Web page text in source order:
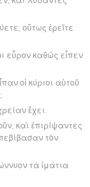
οὕτως ἐρεῖτε
εὗρον καθὼς εἶπεν
οἱ κύριοι αὐτοῦ
ἔχει.
καὶ ἐπιρίψαντες
τὸν
τὰ ἱμάτια